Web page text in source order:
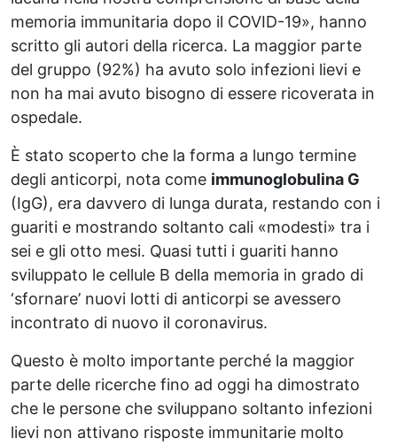
memoria immunitaria dopo il COVID-19», hanno
scritto gli autori della ricerca. La maggior parte
del gruppo (92%) ha avuto solo infezioni lievi e
non ha mai avuto bisogno di essere ricoverata in
ospedale.
È stato scoperto che la forma a lungo termine
degli anticorpi, nota come immunoglobulina G
(IgG), era davvero di lunga durata, restando con i
guariti e mostrando soltanto cali «modesti» tra i
sei e gli otto mesi. Quasi tutti i guariti hanno
sviluppato le cellule B della memoria in grado di
‘sfornare’ nuovi lotti di anticorpi se avessero
incontrato di nuovo il coronavirus.
Questo è molto importante perché la maggior
parte delle ricerche fino ad oggi ha dimostrato
che le persone che sviluppano soltanto infezioni
lievi non attivano risposte immunitarie molto